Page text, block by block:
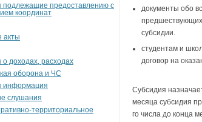
подлежащие предоставлению с
координат
акты
доходах, расходах
оборона и ЧС
информация
слушания
территориальное
документы обо
субсидии.
студентам и
договор на
Субсидия
месяца субсидия
го числа до конца